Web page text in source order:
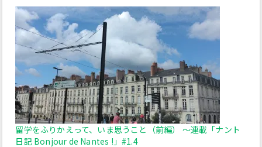
留学をふりかえって、いま思うこと（前編） ～連載「ナント
日記 Bonjour de Nantes !」#1.4